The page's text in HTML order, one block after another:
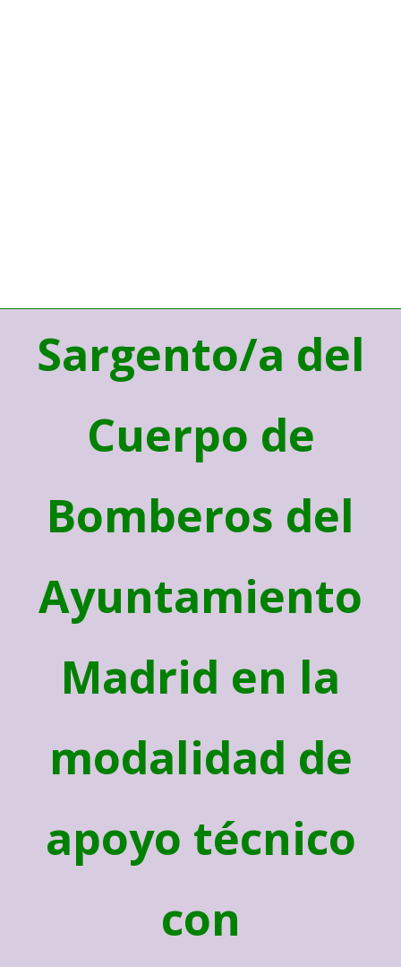
Sargento/a del
Cuerpo de
Bomberos del
Ayuntamiento
Madrid en la
modalidad de
apoyo técnico
con